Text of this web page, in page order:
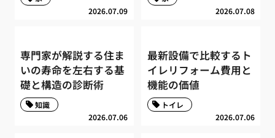
2026.07.09
2026.07.08
専門家が解説する住ま
いの寿命を左右する基
礎と構造の診断術
2026.07.06
知識
最新設備で比較するト
イレリフォーム費用と
機能の価値
2026.07.06
トイレ